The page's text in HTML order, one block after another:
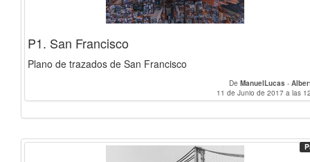
P1. San Francisco
Plano de trazados de San Francisco
De ManuelLucas -
11 de Junio de 2017 a las